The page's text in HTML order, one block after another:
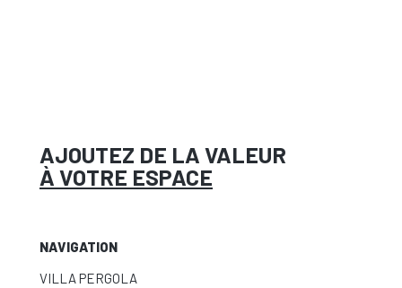
AJOUTEZ DE LA VALEUR
À VOTRE ESPACE
NAVIGATION
VILLA PERGOLA